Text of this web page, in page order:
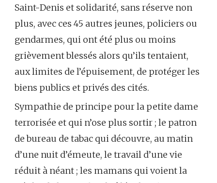
Saint-Denis et solidarité, sans réserve non
plus, avec ces 45 autres jeunes, policiers ou
gendarmes, qui ont été plus ou moins
grièvement blessés alors qu’ils tentaient,
aux limites de l’épuisement, de protéger les
biens publics et privés des cités.
Sympathie de principe pour la petite dame
terrorisée et qui n’ose plus sortir ; le patron
de bureau de tabac qui découvre, au matin
d’une nuit d’émeute, le travail d’une vie
réduit à néant ; les mamans qui voient la